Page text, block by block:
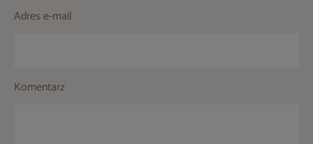
Adres e-mail
Komentarz